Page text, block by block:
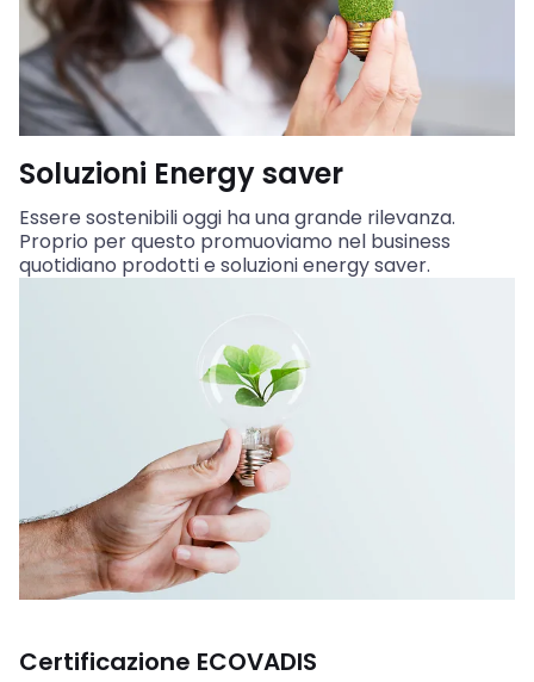
Soluzioni Energy saver
Essere sostenibili oggi ha una grande rilevanza.
Proprio per questo promuoviamo nel business
quotidiano prodotti e soluzioni energy saver.
Certificazione ECOVADIS